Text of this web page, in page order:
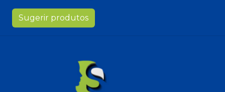
Sugerir produtos